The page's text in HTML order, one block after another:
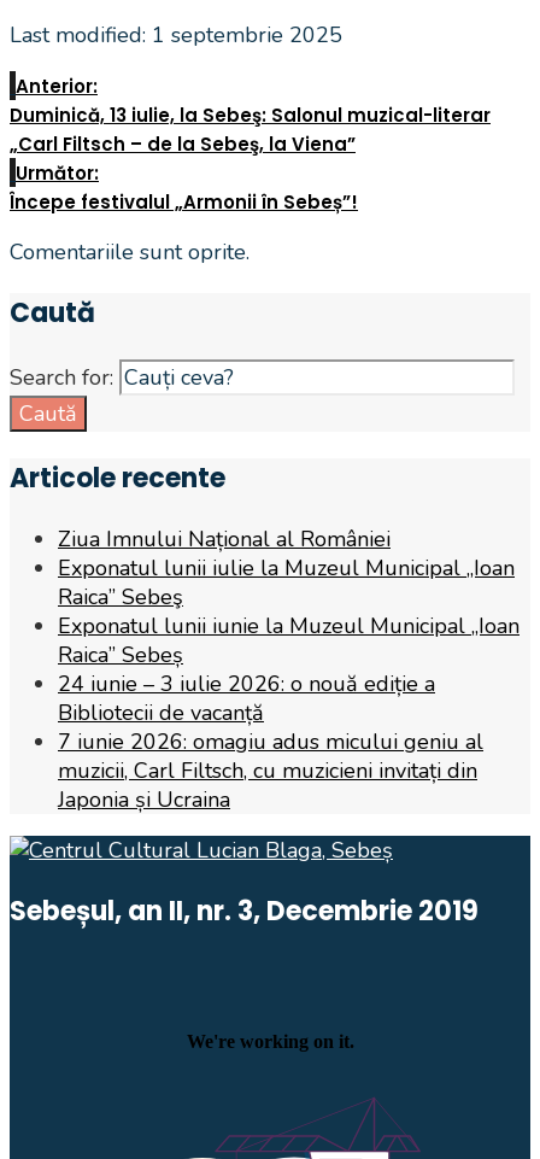
Last modified: 1 septembrie 2025
Anterior:
Duminică, 13 iulie, la Sebeş: Salonul muzical-literar
„Carl Filtsch – de la Sebeş, la Viena”
Următor:
Începe festivalul „Armonii în Sebeș”!
Comentariile sunt oprite.
Caută
Search for:
Caută
Articole recente
Ziua Imnului Național al României
Exponatul lunii iulie la Muzeul Municipal „Ioan
Raica” Sebeş
Exponatul lunii iunie la Muzeul Municipal „Ioan
Raica” Sebeș
24 iunie – 3 iulie 2026: o nouă ediție a
Bibliotecii de vacanță
7 iunie 2026: omagiu adus micului geniu al
muzicii, Carl Filtsch, cu muzicieni invitați din
Japonia și Ucraina
Sebeșul, an II, nr. 3, Decembrie 2019